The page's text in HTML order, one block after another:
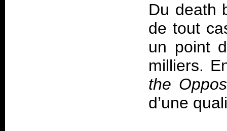
Du death
de tout
un point
milliers.
the
d’une